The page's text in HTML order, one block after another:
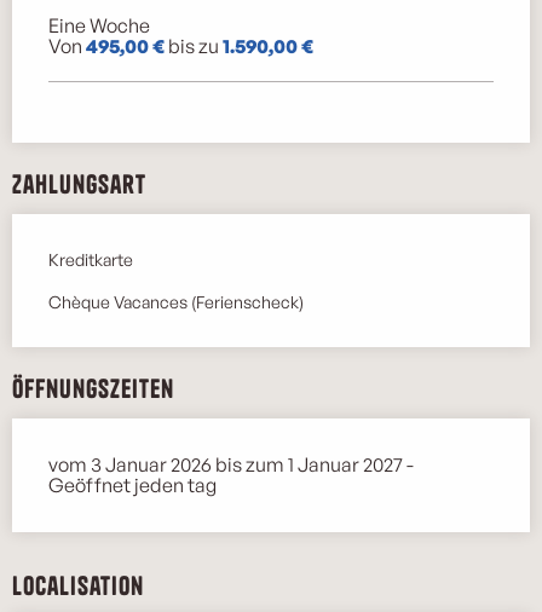
Eine Woche
Von 495,00 € bis zu 1.590,00 €
Zahlungsart
Kreditkarte
Chèque Vacances (Ferienscheck)
Öffnungszeiten
vom 3 Januar 2026 bis zum 1 Januar 2027 -
Geöffnet jeden tag
Localisation